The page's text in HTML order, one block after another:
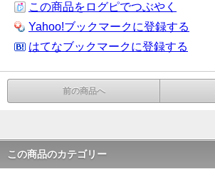
この商品をログピでつぶやく
Yahoo!ブックマークに登録する
はてなブックマークに登録する
前の商品へ
この商品のカテゴリー